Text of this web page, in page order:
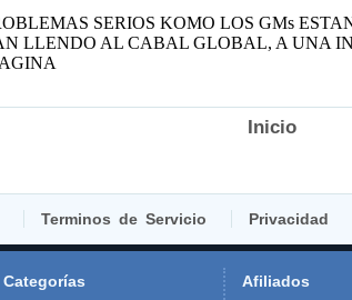
Inicio
Terminos de Servicio Privacidad
Categorías Afiliados